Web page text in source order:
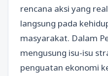
rencana aksi yang
langsung pada
masyarakat. Dalam
mengusung isu-isu
penguatan ekonomi